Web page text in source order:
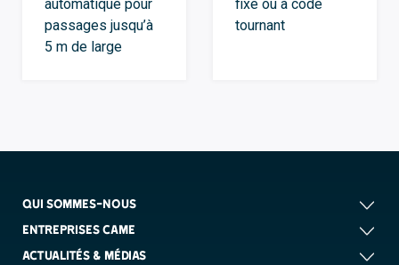
automatique pour
passages jusqu’à
5 m de large
fixe ou à code
tournant
QUI SOMMES-NOUS
ENTREPRISES CAME
ACTUALITÉS & MÉDIAS